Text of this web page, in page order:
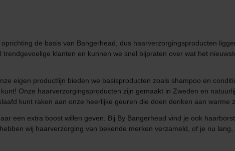
de basis van Bangerhead, dus haarverzorgingsproducten
klanten en kunnen we snel bijpraten over wat het
eigen productlijn bieden we basisproducten zoals shampoo en
Onze haarverzorgingsproducten zijn gemaakt in Zweden en
kunt raken aan onze heerlijke geuren die doen denken aan warme
een extra boost willen geven. Bij By Bangerhead vind je ook
wij haarverzorging van bekende merken verzameld, of je nu